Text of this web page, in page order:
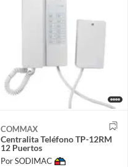
COMMAX
Centralita Teléfono TP-12RM
12 Puertos
Por SODIMAC